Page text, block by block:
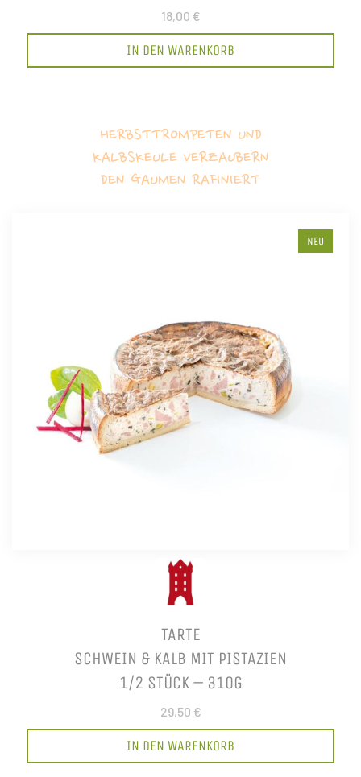
18,00 €
IN DEN WARENKORB
HERBSTTROMPETEN UND
KALBSKEULE VERZAUBERN
DEN GAUMEN RAFINIERT
NEU
TARTE
SCHWEIN & KALB MIT PISTAZIEN
1/2 STÜCK – 310G
29,50 €
IN DEN WARENKORB